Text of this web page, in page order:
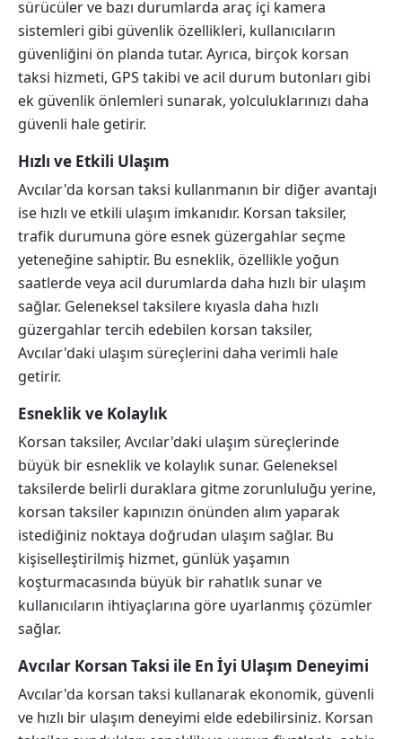
sürücüler ve bazı durumlarda araç içi kamera
sistemleri gibi güvenlik özellikleri, kullanıcıların
güvenliğini ön planda tutar. Ayrıca, birçok korsan
taksi hizmeti, GPS takibi ve acil durum butonları gibi
ek güvenlik önlemleri sunarak, yolculuklarınızı daha
güvenli hale getirir.
Hızlı ve Etkili Ulaşım
Avcılar'da korsan taksi kullanmanın bir diğer avantajı
ise hızlı ve etkili ulaşım imkanıdır. Korsan taksiler,
trafik durumuna göre esnek güzergahlar seçme
yeteneğine sahiptir. Bu esneklik, özellikle yoğun
saatlerde veya acil durumlarda daha hızlı bir ulaşım
sağlar. Geleneksel taksilere kıyasla daha hızlı
güzergahlar tercih edebilen korsan taksiler,
Avcılar'daki ulaşım süreçlerini daha verimli hale
getirir.
Esneklik ve Kolaylık
Korsan taksiler, Avcılar'daki ulaşım süreçlerinde
büyük bir esneklik ve kolaylık sunar. Geleneksel
taksilerde belirli duraklara gitme zorunluluğu yerine,
korsan taksiler kapınızın önünden alım yaparak
istediğiniz noktaya doğrudan ulaşım sağlar. Bu
kişiselleştirilmiş hizmet, günlük yaşamın
koşturmacasında büyük bir rahatlık sunar ve
kullanıcıların ihtiyaçlarına göre uyarlanmış çözümler
sağlar.
Avcılar Korsan Taksi ile En İyi Ulaşım Deneyimi
Avcılar'da korsan taksi kullanarak ekonomik, güvenli
ve hızlı bir ulaşım deneyimi elde edebilirsiniz. Korsan